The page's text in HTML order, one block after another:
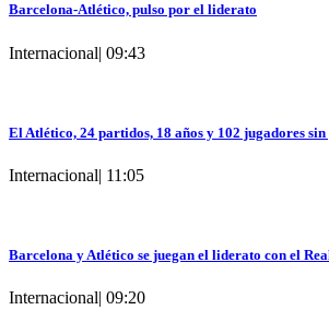
Barcelona-Atlético, pulso por el liderato
Internacional| 09:43
El Atlético, 24 partidos, 18 años y 102 jugadores
Internacional| 11:05
Barcelona y Atlético se juegan el liderato con el
Internacional| 09:20